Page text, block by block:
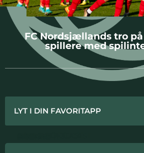
FC Nordsjællands tro
spillere med
LYT I DIN FAVORITAPP